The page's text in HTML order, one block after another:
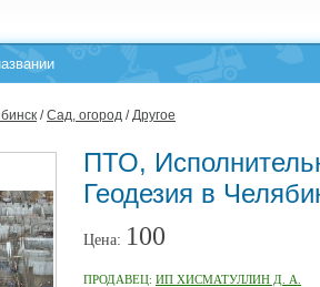
/Сад, огород /Другое
ПТО,
Геодезия в
Цена: 100
ПРОДАВЕЦ: ИП ХИСМАТУЛЛИН Д. А.